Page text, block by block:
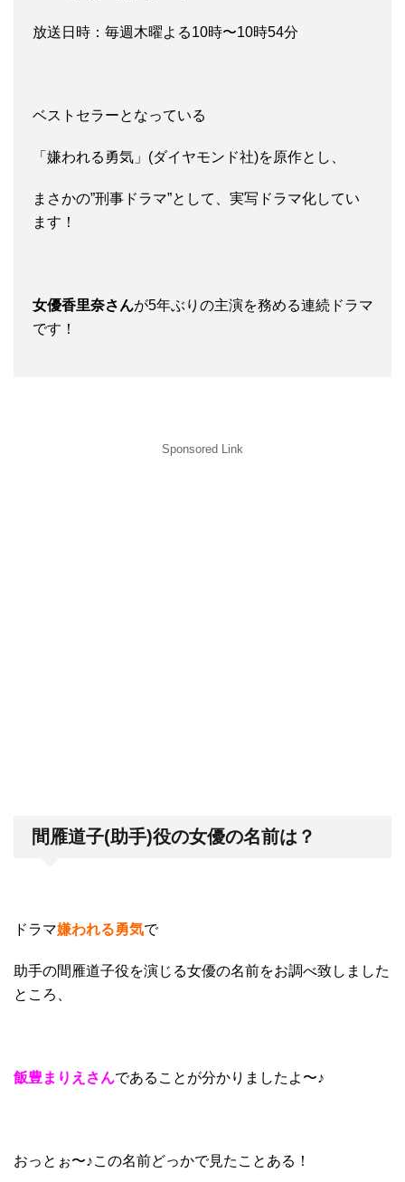
放送日時：毎週木曜よる10時〜10時54分
ベストセラーとなっている
「嫌われる勇気」(ダイヤモンド社)を原作とし、
まさかの”刑事ドラマ”として、実写ドラマ化してい
ます！
女優香里奈さんが5年ぶりの主演を務める連続ドラマ
です！
Sponsored Link
間雁道子(助手)役の女優の名前は？
ドラマ嫌われる勇気で
助手の間雁道子役を演じる女優の名前をお調べ致しました
ところ、
飯豊まりえさんであることが分かりましたよ〜♪
おっとぉ〜♪この名前どっかで見たことある！